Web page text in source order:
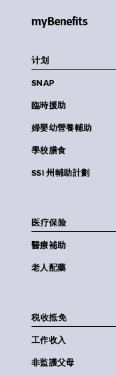
myBenefits
计划
SNAP
臨時援助
婦嬰幼營養輔助
學校膳食
SSI 州輔助計劃
医疗保险
醫療補助
老人配藥
税收抵免
工作收入
非監護父母